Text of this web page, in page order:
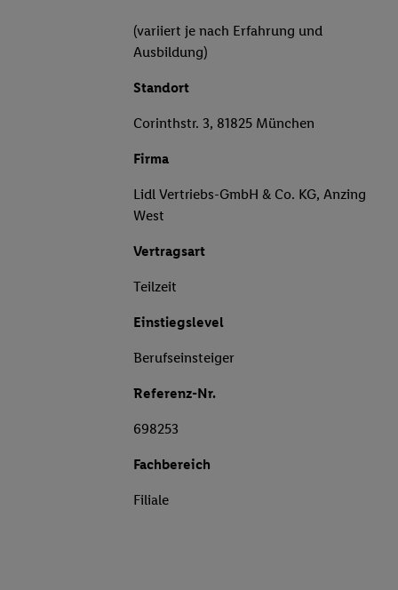
(variiert je nach Erfahrung und
Ausbildung)
Standort
Corinthstr. 3, 81825 München
Firma
Lidl Vertriebs-GmbH & Co. KG, Anzing
West
Vertragsart
Teilzeit
Einstiegslevel
Berufseinsteiger
Referenz-Nr.
698253
Fachbereich
Filiale